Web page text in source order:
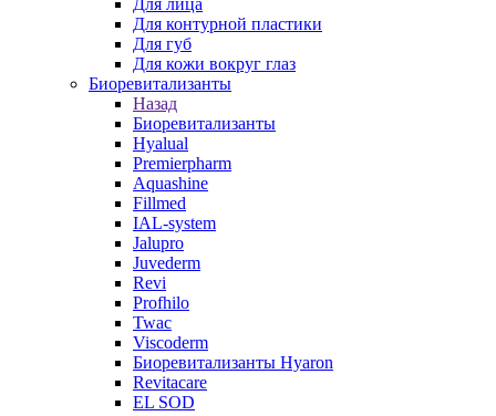
Для лица
Для контурной пластики
Для губ
Для кожи вокруг глаз
Биоревитализанты
Назад
Биоревитализанты
Hyalual
Premierpharm
Aquashine
Fillmed
IAL-system
Jalupro
Juvederm
Revi
Profhilo
Twac
Viscoderm
Биоревитализанты Hyaron
Revitacare
EL SOD